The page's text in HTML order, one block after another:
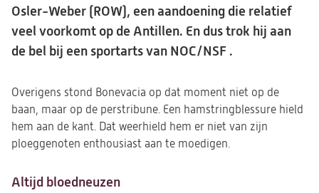
Osler-Weber (ROW), een aandoening die relatief
veel voorkomt op de Antillen. En dus trok hij aan
de bel bij een sportarts van NOC/NSF .
Overigens stond Bonevacia op dat moment niet op de
baan, maar op de perstribune. Een hamstringblessure hield
hem aan de kant. Dat weerhield hem er niet van zijn
ploeggenoten enthousiast aan te moedigen.
Altijd bloedneuzen